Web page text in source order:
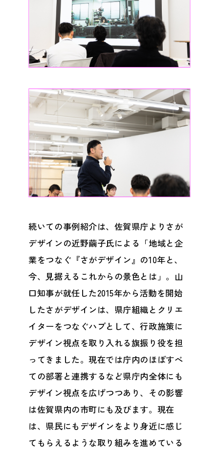
続いての事例紹介は、佐賀県庁よりさが
デザインの近野繭子氏による「地域と企
業をつなぐ『さがデザイン』の10年と、
今、見据えるこれからの景色とは」。山
口知事が就任した2015年から活動を開始
したさがデザインは、県庁組織とクリエ
イターをつなぐハブとして、行政施策に
デザイン視点を取り入れる旗振り役を担
ってきました。現在では庁内のほぼすべ
ての部署と連携するなど県庁内全体にも
デザイン視点を広げつつあり、その影響
は佐賀県内の市町にも及びます。現在
は、県民にもデザインをより身近に感じ
てもらえるような取り組みを進めている